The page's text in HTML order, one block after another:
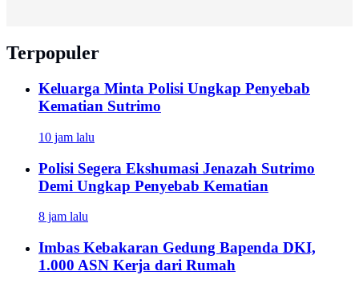
Terpopuler
Keluarga Minta Polisi Ungkap Penyebab
Kematian Sutrimo
10 jam lalu
Polisi Segera Ekshumasi Jenazah Sutrimo
Demi Ungkap Penyebab Kematian
8 jam lalu
Imbas Kebakaran Gedung Bapenda DKI,
1.000 ASN Kerja dari Rumah